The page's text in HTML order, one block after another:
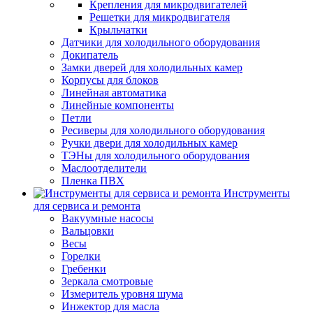
Крепления для микродвигателей
Решетки для микродвигателя
Крыльчатки
Датчики для холодильного оборудования
Докипатель
Замки дверей для холодильных камер
Корпусы для блоков
Линейная автоматика
Линейные компоненты
Петли
Ресиверы для холодильного оборудования
Ручки двери для холодильных камер
ТЭНы для холодильного оборудования
Маслоотделители
Пленка ПВХ
Инструменты
для сервиса и ремонта
Вакуумные насосы
Вальцовки
Весы
Горелки
Гребенки
Зеркала смотровые
Измеритель уровня шума
Инжектор для масла